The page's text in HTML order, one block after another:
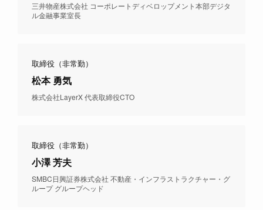
三井物産株式会社 コーポレートディベロップメント本部デジタ
ル金融事業室長
取締役（非常勤）
松本 勇気
株式会社LayerX 代表取締役CTO
取締役（非常勤）
小澤 芳夫
SMBC日興証券株式会社 不動産・インフラストラクチャー・グ
ループ グループヘッド